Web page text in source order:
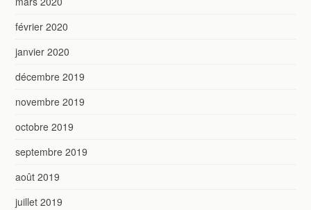
février 2020
janvier 2020
décembre 2019
novembre 2019
octobre 2019
septembre 2019
août 2019
juillet 2019